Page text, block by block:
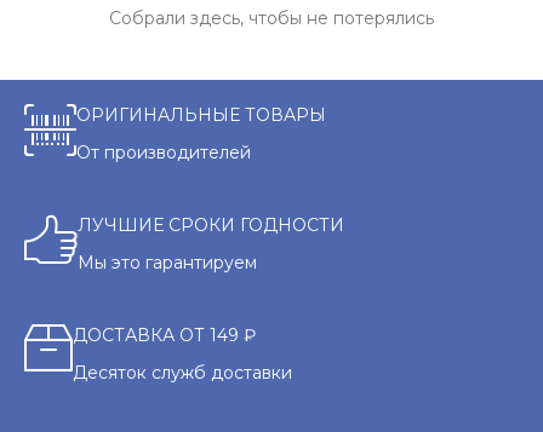
Собрали здесь, чтобы не потерялись
ОРИГИНАЛЬНЫЕ ТОВАРЫ
От производителей
ЛУЧШИЕ СРОКИ ГОДНОСТИ
Мы это гарантируем
ДОСТАВКА ОТ 149 ₽
Десяток служб доставки